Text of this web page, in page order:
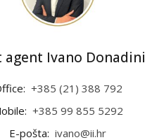
agent Ivano Donadini
+385 (21) 388 792
+385 99 855 5292
E-pošta: ivano@ii.hr